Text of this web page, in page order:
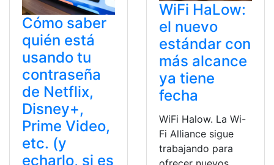
Cómo saber
quién está
usando tu
contraseña
de Netflix,
Disney+,
Prime Video,
etc. (y
echarlo, si es
WiFi HaLow:
el nuevo
estándar con
más alcance
ya tiene
fecha
WiFi Halow. La Wi-
Fi Alliance sigue
trabajando para